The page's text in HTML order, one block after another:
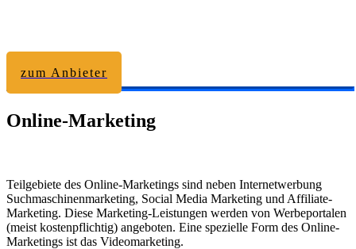
zum Anbieter
Online-Marketing
Teilgebiete des Online-Marketings sind neben Internetwerbung
Suchmaschinenmarketing, Social Media Marketing und Affiliate-
Marketing. Diese Marketing-Leistungen werden von Werbeportalen
(meist kostenpflichtig) angeboten. Eine spezielle Form des Online-
Marketings ist das Videomarketing.